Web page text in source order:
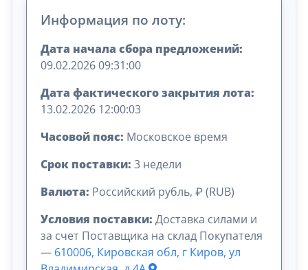
Информация по лоту:
Дата начала сбора предложений:
09.02.2026 09:31:00
Дата фактического закрытия лота:
13.02.2026 12:00:03
Часовой пояс: Московское время
Срок поставки: 3 недели
Валюта: Российский рубль, ₽ (RUB)
Условия поставки: Доставка силами и
за счет Поставщика на склад Покупателя
— 610006, Кировская обл, г Киров, ул